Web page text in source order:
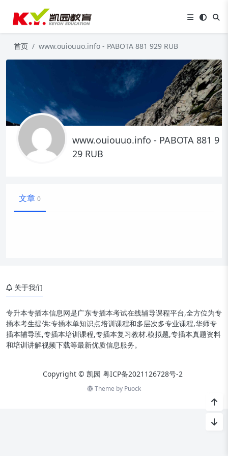
首页 www.ouiouuo.info - PABOTA 881 929 RUB
www.ouiouuo.info - PABOTA 881 9
29 RUB
文章 0
关于我们
专升本专插本信息网是广东专插本考试在线辅导课程平台,全方位为专
插本考生提供:专插本单知识点培训课程和多层次多专业课程,华师专
插本辅导班,专插本培训课程,专插本复习教材.模拟题,专插本真题资料
和培训讲解视频下载等最新优质信息服务。
Copyright © 凯园 粤ICP备2021126728号-2
Theme by Puock